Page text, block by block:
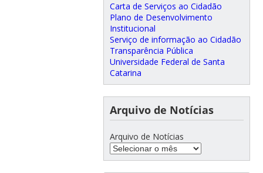
Carta de Serviços ao Cidadão
Plano de Desenvolvimento
Institucional
Serviço de informação ao Cidadão
Transparência Pública
Universidade Federal de Santa
Catarina
Arquivo de Notícias
Arquivo de Notícias